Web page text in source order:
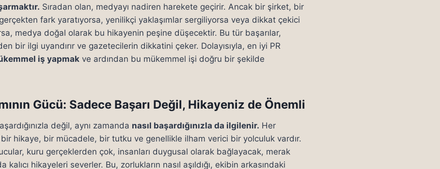
Sıradan olan, medyayı nadiren harekete geçirir. Ancak bir şirket, bir
fark yaratıyorsa, yenilikçi yaklaşımlar sergiliyorsa veya dikkat çekici
medya doğal olarak bu hikayenin peşine düşecektir. Bu tür başarılar,
bir ilgi uyandırır ve gazetecilerin dikkatini çeker. Dolayısıyla, en iyi PR
iş yapmak ve ardından bu mükemmel işi doğru bir şekilde
Gücü: Sadece Başarı Değil, Hikayeniz de Önemli
değil, aynı zamanda nasıl başardığınızla da ilgilenir. Her
bir hikaye, bir mücadele, bir tutku ve genellikle ilham verici bir yolculuk vardır.
kuru gerçeklerden çok, insanları duygusal olarak bağlayacak, merak
kalıcı hikayeleri severler. Bu, zorlukların nasıl aşıldığı, ekibin arkasındaki